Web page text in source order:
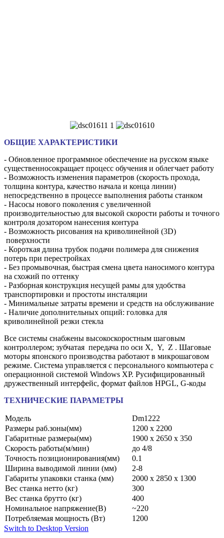
ОБЩИЕ ХАРАКТЕРИСТИКИ
- Обновленное программное обеспечение на русском языке
существенносокращает процесс обучения и облегчает работу
- Возможность изменения параметров (скорость прохода,
толщина контура, качество начала и конца линии)
непосредственно в процессе выполнения работы станком
- Насосы нового поколения с увеличенной
производительностью для высокой скорости работы и точного
контроля дозатором нанесения контура
- Возможность рисования на криволинейной (3D)
поверхности
- Короткая длина трубок подачи полимера для снижения
потерь при перестройках
- Без промывочная, быстрая смена цвета наносимого контура
на схожий по оттенку
- Разборная конструкция несущей рамы для удобства
транспортировки и простоты инсталяции
- Минимальные затраты времени и средств на обслуживание
- Наличие дополнительных опций: головка для
криволинейной резки стекла
Все системы снабжены высокоскоростным шаговым
контроллером; зубчатая передача по оси X, Y, Z . Шаговые
моторы японского производства работают в микрошаговом
режиме. Система управляется с персонального компьютера с
операционной системой Windows XP. Русифицированный
дружественный интерфейс, формат файлов HPGL, G-коды
ТЕХНИЧЕСКИЕ ПАРАМЕТРЫ
Модель
Dm1222
Размеры раб.зоны(мм)
1200 х 2200
Габаритные размеры(мм)
1900 х 2650 х 350
Скорость работы(м/мин)
до 4/8
Точность позиционирования(мм)
0.1
Ширина выводимой линии (мм)
2-8
Габариты упаковки станка (мм)
2000 х 2850 х 1300
Вес станка нетто (кг)
300
Вес станка брутто (кг)
400
Номинальное напряжение(В)
~220
Потребляемая мощность (Вт)
1200
Switch to Desktop Version